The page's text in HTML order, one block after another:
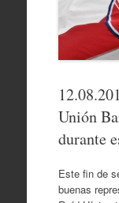
Unión
durante
Este fin de
buenas